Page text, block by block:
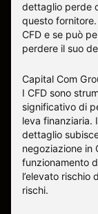
dettaglio perde
questo fornitore.
CFD e se può
perdere il suo
Capital Com
I CFD sono
significativo di
leva finanziaria.
dettaglio
negoziazione in
funzionamento
l’elevato rischio
rischi.